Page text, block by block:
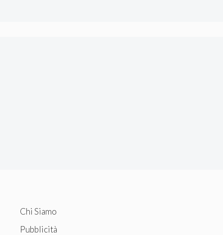
Chi Siamo
Pubblicità